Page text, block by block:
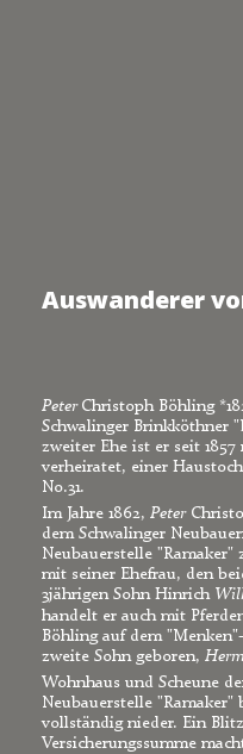
Auswanderer
Peter Christoph Böhling
Schwalinger Brinkköthner
zweiter Ehe ist er seit
verheiratet, einer
No.31.
Im Jahre 1862, Peter
dem Schwalinger
Neubauerstelle
mit seiner Ehefrau, den
3jährigen Sohn Hinrich
handelt er auch mit
Böhling auf dem
zweite Sohn geboren,
Wohnhaus und Scheune
Neubauerstelle "Ramaker"
vollständig nieder. Ein
Versicherungssumme